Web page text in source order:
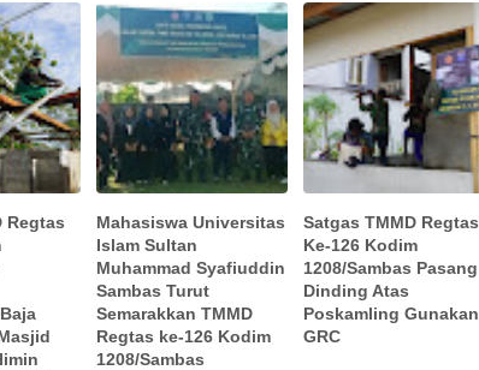
Regtas
Mahasiswa Universitas
Islam Sultan
Muhammad Syafiuddin
Sambas Turut
Semarakkan TMMD
Regtas ke-126 Kodim
1208/Sambas
Satgas TMMD Regtas
Ke-126 Kodim
1208/Sambas Pasang
Dinding Atas
Poskamling Gunakan
GRC